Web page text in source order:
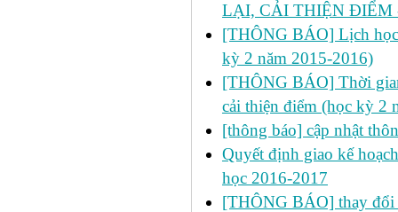
LẠI, CẢI THIỆN ĐIỂM
[THÔNG BÁO] Lịch
kỳ 2 năm 2015-2016)
[THÔNG BÁO] Thời
cải thiện điểm (học kỳ 2
[thông báo] cập nhật
Quyết định giao kế
học 2016-2017
[THÔNG BÁO] thay